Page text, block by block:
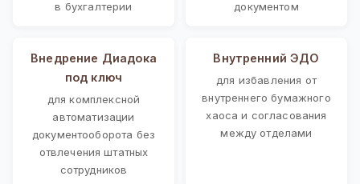
в бухгалтерии
документом
Внедрение Диадока
под ключ
для комплексной
автоматизации
документооборота без
отвлечения штатных
сотрудников
Внутренний ЭДО
для избавления от
внутреннего бумажного
хаоса и согласования
между отделами